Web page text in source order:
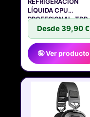
LÍQUIDA CPU
PROFESIONAL, TDP
220W,
Desde 39,90 €
🤪 Ver producto